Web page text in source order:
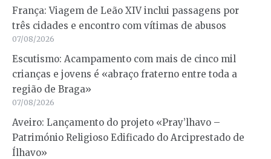
França: Viagem de Leão XIV inclui passagens por
três cidades e encontro com vítimas de abusos
07/08/2026
Escutismo: Acampamento com mais de cinco mil
crianças e jovens é «abraço fraterno entre toda a
região de Braga»
07/08/2026
Aveiro: Lançamento do projeto «Pray’lhavo –
Património Religioso Edificado do Arciprestado de
Ílhavo»